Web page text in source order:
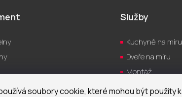
soubory cookie, které mohou být použity k
Služby
Kuchyně na míru
Dveře na míru
Montáž
Servis